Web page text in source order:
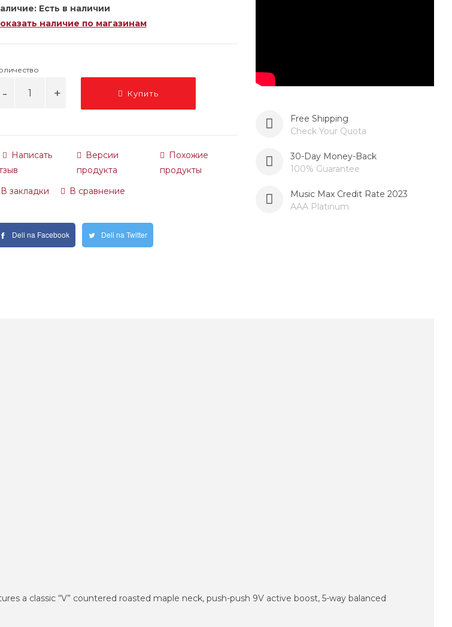
Есть в наличии
наличие по магазинам
Купить
Написать
Версии
продукта
Похожие
продукты
В закладки
В сравнение
Deli na Facebook Deli na Twitter
Free Shipping
Check Your Quota
30-Day Money-Back
100% Guarantee
Music Max Credit Rate 2023
AAA Platinum
a classic “V” countered roasted maple neck, push-push 9V active boost, 5-way balanced